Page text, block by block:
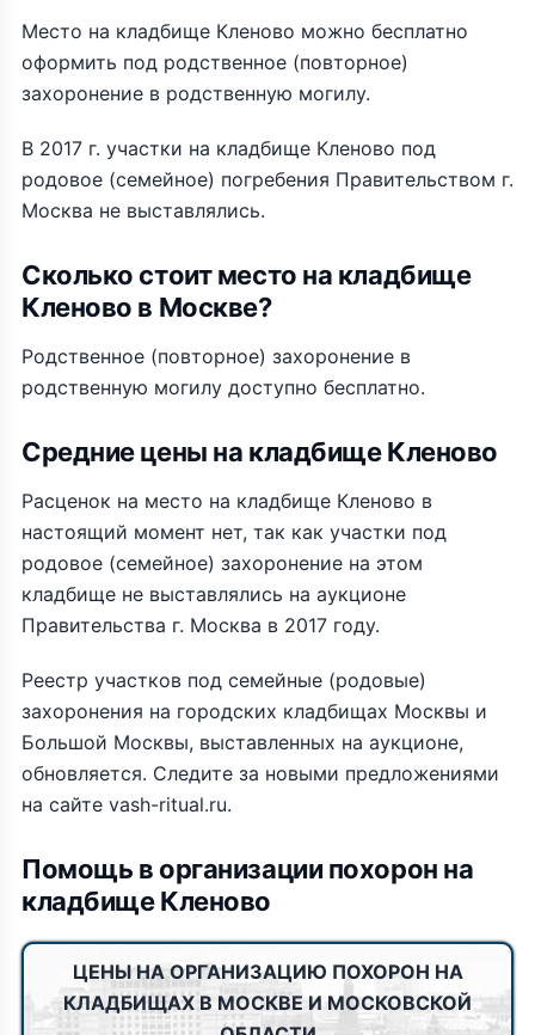
Место на кладбище Кленово можно бесплатно
оформить под родственное (повторное)
захоронение в родственную могилу.
В 2017 г. участки на кладбище Кленово под
родовое (семейное) погребения Правительством г.
Москва не выставлялись.
Cколько стоит место на кладбище
Кленово в Москве?
Родственное (повторное) захоронение в
родственную могилу доступно бесплатно.
Средние цены на кладбище Кленово
Расценок на место на кладбище Кленово в
настоящий момент нет, так как участки под
родовое (семейное) захоронение на этом
кладбище не выставлялись на аукционе
Правительства г. Москва в 2017 году.
Реестр участков под семейные (родовые)
захоронения на городских кладбищах Москвы и
Большой Москвы, выставленных на аукционе,
обновляется. Следите за новыми предложениями
на сайте vash-ritual.ru.
Помощь в организации похорон на
кладбище Кленово
ЦЕНЫ НА ОРГАНИЗАЦИЮ ПОХОРОН НА
КЛАДБИЩАХ В МОСКВЕ И МОСКОВСКОЙ